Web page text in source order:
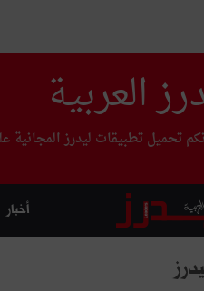
العربية
تحميل تطبيقات ليدرز
أخبار